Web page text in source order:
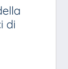
di